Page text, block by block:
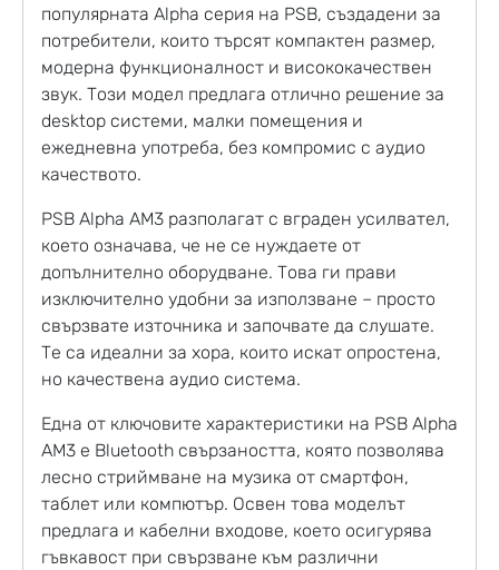
популярната Alpha серия на PSB, създадени за
потребители, които търсят компактен размер,
модерна функционалност и висококачествен
звук. Този модел предлага отлично решение за
desktop системи, малки помещения и
ежедневна употреба, без компромис с аудио
качеството.
PSB Alpha AM3 разполагат с вграден усилвател,
което означава, че не се нуждаете от
допълнително оборудване. Това ги прави
изключително удобни за използване – просто
свързвате източника и започвате да слушате.
Те са идеални за хора, които искат опростена,
но качествена аудио система.
Една от ключовите характеристики на PSB Alpha
AM3 е Bluetooth свързаността, която позволява
лесно стриймване на музика от смартфон,
таблет или компютър. Освен това моделът
предлага и кабелни входове, което осигурява
гъвкавост при свързване към различни